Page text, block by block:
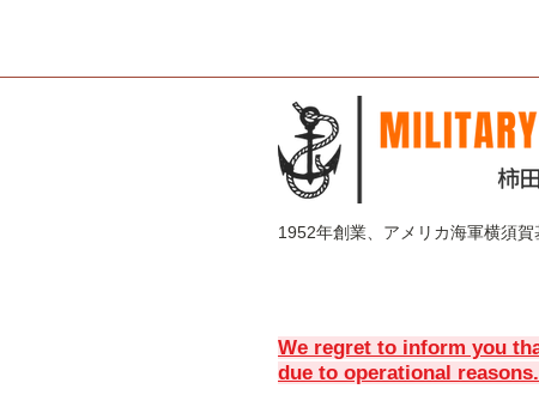
1952年創業、アメリカ海軍横須
We regret to inform you
due to operational